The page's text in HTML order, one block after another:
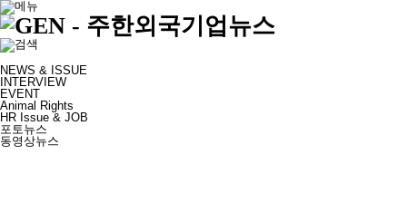
NEWS & ISSUE
INTERVIEW
EVENT
Animal Rights
HR Issue & JOB
포토뉴스
동영상뉴스